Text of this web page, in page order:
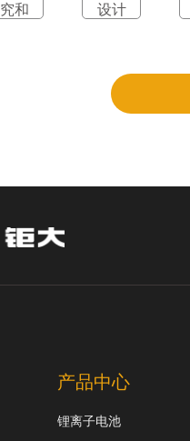
究和
设计
产品中心
锂离子电池